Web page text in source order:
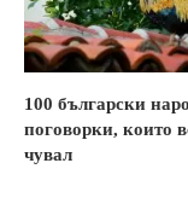
100 български
поговорки, които
чувал